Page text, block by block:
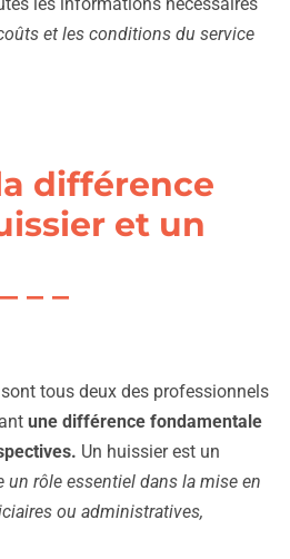
et les conditions du service
différence
et un
tous deux des professionnels
une différence fondamentale
Un huissier est un
un rôle essentiel dans la mise en
ou administratives,